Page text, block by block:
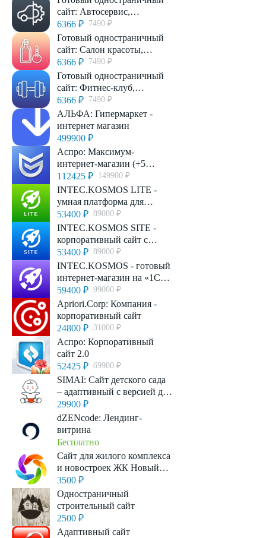
сайт: Автосервис,
автомойка, шиномонтаж,
тюнинг-центр, частный
механик
6366 ₽ 7490 ₽
Готовый одностраничный
сайт: Салон красоты,
барбершоп, ногтевой
сервис, SPA,
парикмахерская, beauty
6366 ₽ 7490 ₽
Готовый одностраничный
сайт: Фитнес-клуб,
спортивный, тренажёрный
зал, студия йоги
6366 ₽ 7490 ₽
АЛЬФА: Гипермаркет -
интернет магазин
499900 ₽
Аспро: Максимум-
интернет-магазин (+5
готовых тематик)
112425 ₽ 149900 ₽
INTEC.KOSMOS LITE -
умная платформа для
запуска интернет-магазина
на редакции «Старт»
53400 ₽ 89000 ₽
INTEC.KOSMOS SITE -
корпоративный сайт с
искусственным
интеллектом
53400 ₽ 89000 ₽
INTEC.KOSMOS - готовый
интернет-магазин на «1С-
Битрикс» со встроенным
искусственным
интеллектом
59400 ₽ 99000 ₽
Apriori.Corp: Компания -
корпоративный сайт
24800 ₽ 31000 ₽
Аспро: Корпоративный
сайт 2.0
52425 ₽ 69900 ₽
SIMAI: Сайт детского сада
– адаптивный с версией для
слабовидящих
29900 ₽
dZENcode: Лендинг-
витрина
Бесплатно
Сайт для жилого комплекса
и новостроек ЖК Новый
Квартал
3500 ₽
Одностраничный
строительный сайт
2500 ₽
Адаптивный сайт